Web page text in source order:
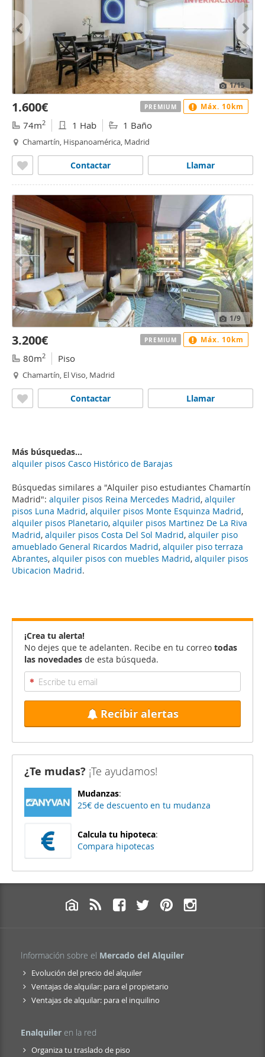
Búsquedas similares a "Alquiler piso estudiantes Chamartín
Madrid": alquiler pisos Reina Mercedes Madrid, alquiler
pisos Luna Madrid, alquiler pisos Monte Esquinza Madrid,
alquiler pisos Planetario, alquiler pisos Martinez De La Riva
Madrid, alquiler pisos Costa Del Sol Madrid, alquiler piso
amueblado General Ricardos Madrid, alquiler piso terraza
Abrantes, alquiler pisos con muebles Madrid, alquiler pisos
Ubicacion Madrid.
1/15
1.600€
74m2 1 Hab 1 Baño
Chamartín, Hispanoamérica, Madrid
Llamar
Contactar
PREMIUM Máx. 10km
1/9
3.200€
80m2 Piso
Chamartín, El Viso, Madrid
Llamar
Contactar
PREMIUM Máx. 10km
Más búsquedas...
alquiler pisos Casco Histórico de Barajas
¡Crea tu alerta!
No dejes que te adelanten. Recibe en tu correo todas
las novedades de esta búsqueda.
Recibir alertas
¿Te mudas? ¡Te ayudamos!
Mudanzas:
25€ de descuento en tu mudanza
Calcula tu hipoteca:
Compara hipotecas
Información sobre el Mercado del Alquiler
Evolución del precio del alquiler
Ventajas de alquilar: para el propietario
Ventajas de alquilar: para el inquilino
Enalquiler en la red
Organiza tu traslado de piso